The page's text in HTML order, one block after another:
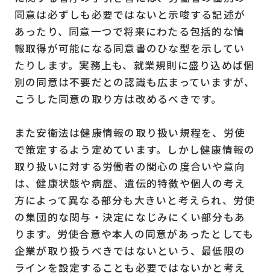
同意は必ずしも必要ではないと示唆する記述が
あったり、同意一つで将来にわたる包括的な情
報取得が可能になる同意書のひな型を示してい
たりします。実務上も、就業規則に盛り込めば個
別の同意は不要だとの認識も広まっていますが、
こうした同意の取り方は改めるべきです。
また安衛法は健康情報の取り扱い規程を、労使
で策定するよう定めています。しかし健康情報の
取り扱いに対する労働者の関心の度合いや意向
は、健康状態や病歴、遺伝的特徴や個人の考え
方によって異なる部分も大きいと考えられ、労使
の集団的な関与・決定になじみにくい部分もあ
ります。労使合意や本人の同意があったとしても
企業が取り扱うべきではないという、最低限の
ラインを設定することも必要ではないかと考え